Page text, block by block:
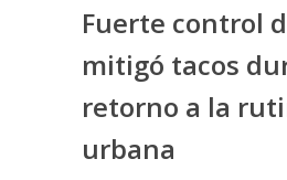
Fuerte control
mitigó tacos
retorno a la
urbana